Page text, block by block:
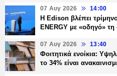
07 Αυγ 2026 14:00
Η Edison βλέπει
ENERGY με «οδηγό» τη
07 Αυγ 2026 13:40
Φοιτητικά ενοίκια:
το 34% είναι